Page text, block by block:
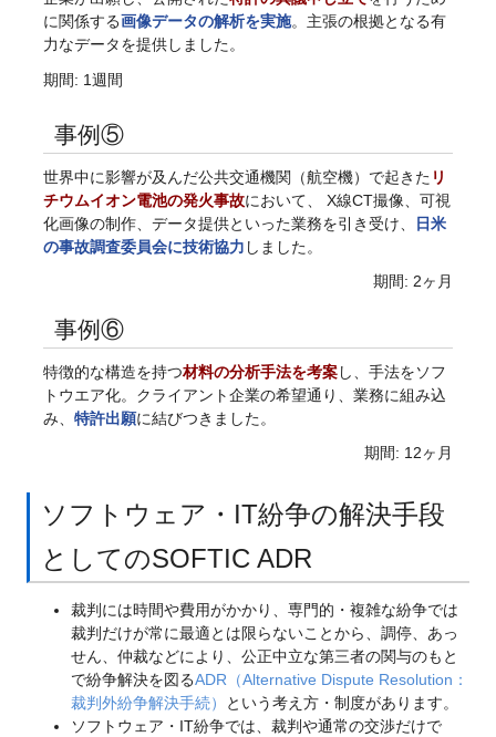
に関係する画像データの解析を実施。主張の根拠となる有
力なデータを提供しました。
期間: 1週間
事例⑤
世界中に影響が及んだ公共交通機関（航空機）で起きた リ
チウムイオン電池の発火事故において、 X線CT撮像、可視
化画像の制作、データ提供といった業務を引き受け、
日米
の事故調査委員会に技術協力 しました。
期間: 2ヶ月
事例⑥
特徴的な構造を持つ材料の分析手法を考案し、手法をソフ
トウエア化。クライアント企業の希望通り、業務に組み込
み、 特許出願に結びつきました。
期間: 12ヶ月
ソフトウェア・IT紛争の解決手段
としてのSOFTIC ADR
裁判には時間や費用がかかり、専門的・複雑な紛争では
裁判だけが常に最適とは限らないことから、調停、あっ
せん、仲裁などにより、公正中立な第三者の関与のもと
で紛争解決を図るADR（Alternative Dispute Resolution：
裁判外紛争解決手続）
という考え方・制度があります。
ソフトウェア・IT紛争では、裁判や通常の交渉だけで